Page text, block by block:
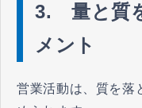
3. 量と質
メント
営業活動は、質を落